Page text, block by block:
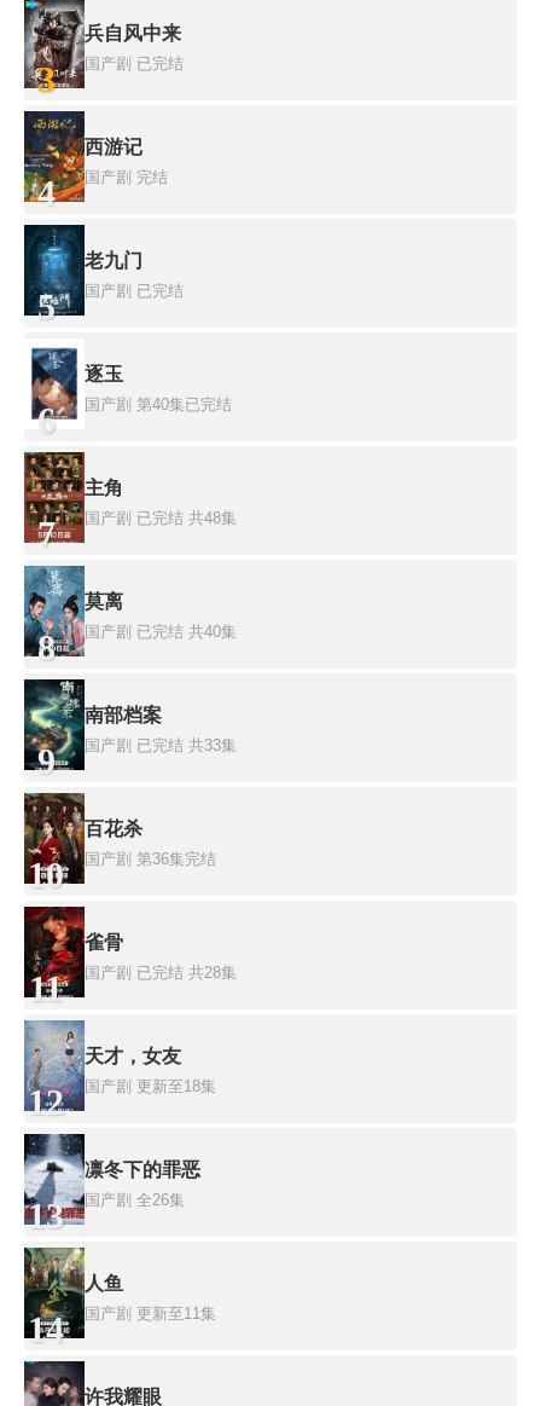
3
兵自风中来
国产剧 已完结
4
西游记
国产剧 完结
5
老九门
国产剧 已完结
6
逐玉
国产剧 第40集已完结
7
主角
国产剧 已完结 共48集
8
莫离
国产剧 已完结 共40集
9
南部档案
国产剧 已完结 共33集
10
百花杀
国产剧 第36集完结
11
雀骨
国产剧 已完结 共28集
12
天才，女友
国产剧 更新至18集
13
凛冬下的罪恶
国产剧 全26集
14
人鱼
国产剧 更新至11集
许我耀眼